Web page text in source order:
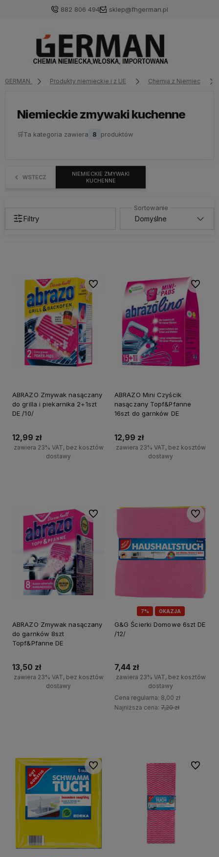
882 806 494 sklep@fhgerman.pl
GERMAN Produkty niemieckie i z UE Chemia z Niemiec
Niemieckie zmywaki kuchenne
🛒Ta kategoria zawiera 8 produktów
WSTECZ
NIEMIECKIE ZMYWAKI
KUCHENNE
Filtry
ABRAZO Zmywak nasączany
do grilla i piekarnika 2+1szt
DE /10/
12,99 zł
zawiera 23% VAT, bez kosztów
dostawy
Do ulubionych
ABRAZO Mini Czyścik
nasączany Topf&Pfanne
16szt do garnków DE
12,99 zł
zawiera 23% VAT, bez kosztów
dostawy
Do
ABRAZO Zmywak nasączany
do garnków 8szt
Topf&Pfanne DE
13,50 zł
zawiera 23% VAT, bez kosztów
dostawy
Do ulubionych
7% OKAZJA
G&G Ścierki Domowe 6szt DE
/12/
7,44 zł
zawiera 23% VAT, bez kosztów
dostawy
Cena regularna: 8,00 zł
Najniższa cena: 7,20 zł
Do
Do ulubionych Do